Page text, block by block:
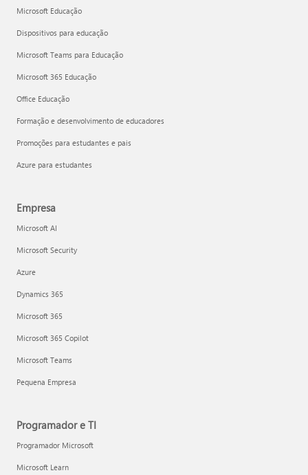
Microsoft Educação
Dispositivos para educação
Microsoft Teams para Educação
Microsoft 365 Educação
Office Educação
Formação e desenvolvimento de educadores
Promoções para estudantes e pais
Azure para estudantes
Empresa
Microsoft AI
Microsoft Security
Azure
Dynamics 365
Microsoft 365
Microsoft 365 Copilot
Microsoft Teams
Pequena Empresa
Programador e TI
Programador Microsoft
Microsoft Learn